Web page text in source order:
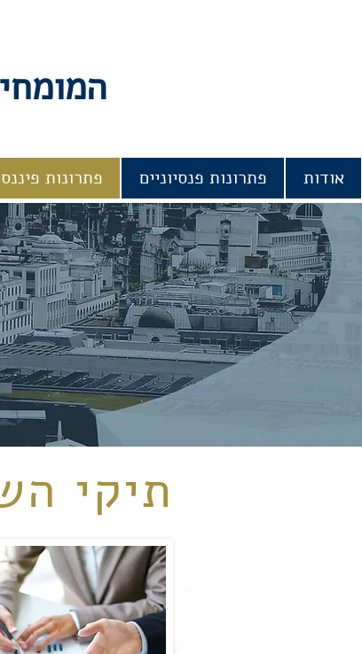
אודות פתרונות פנסיוניים פתרונות
תיקי